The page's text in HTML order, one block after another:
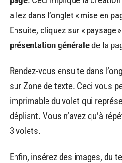
allez dans l’onglet « mise en
Ensuite, cliquez sur « paysage
présentation généralede la
Rendez-vous ensuite dans
sur Zone de texte. Ceci vous
imprimable du volet qui
dépliant. Vous n’avez qu’à
3 volets.
Enfin, insérez des images, du